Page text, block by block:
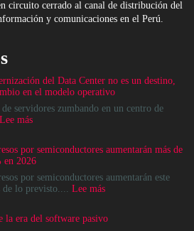
circuito cerrado al canal de distribución del
y comunicaciones en el Perú.
del Data Center no es un destino,
en el modelo operativo
servidores zumbando en un centro de
Lee más:
del
Data
Center
no
destino,
por semiconductores aumentarán más de
en 2026
por semiconductores aumentarán este
de lo previsto.... Lee más:
por
la era del software pasivo